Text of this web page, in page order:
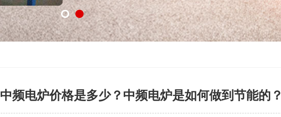
中频电炉价格是多少？中频电炉是如何做到节能的？